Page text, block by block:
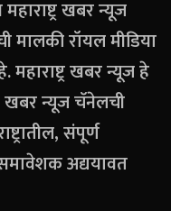
खबर न्यूज
रॉयल मीडिया
खबर न्यूज हे
खबर न्यूज चॅनेलची
संपूर्ण
अद्ययावत